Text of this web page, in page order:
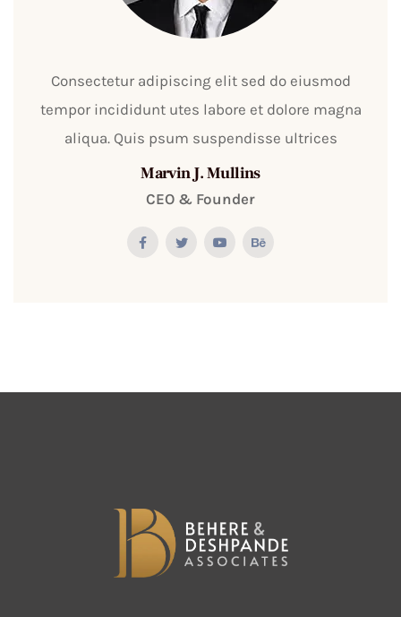
Consectetur adipiscing elit sed do eiusmod
tempor incididunt utes labore et dolore magna
aliqua. Quis psum suspendisse ultrices
Marvin J. Mullins
CEO & Founder